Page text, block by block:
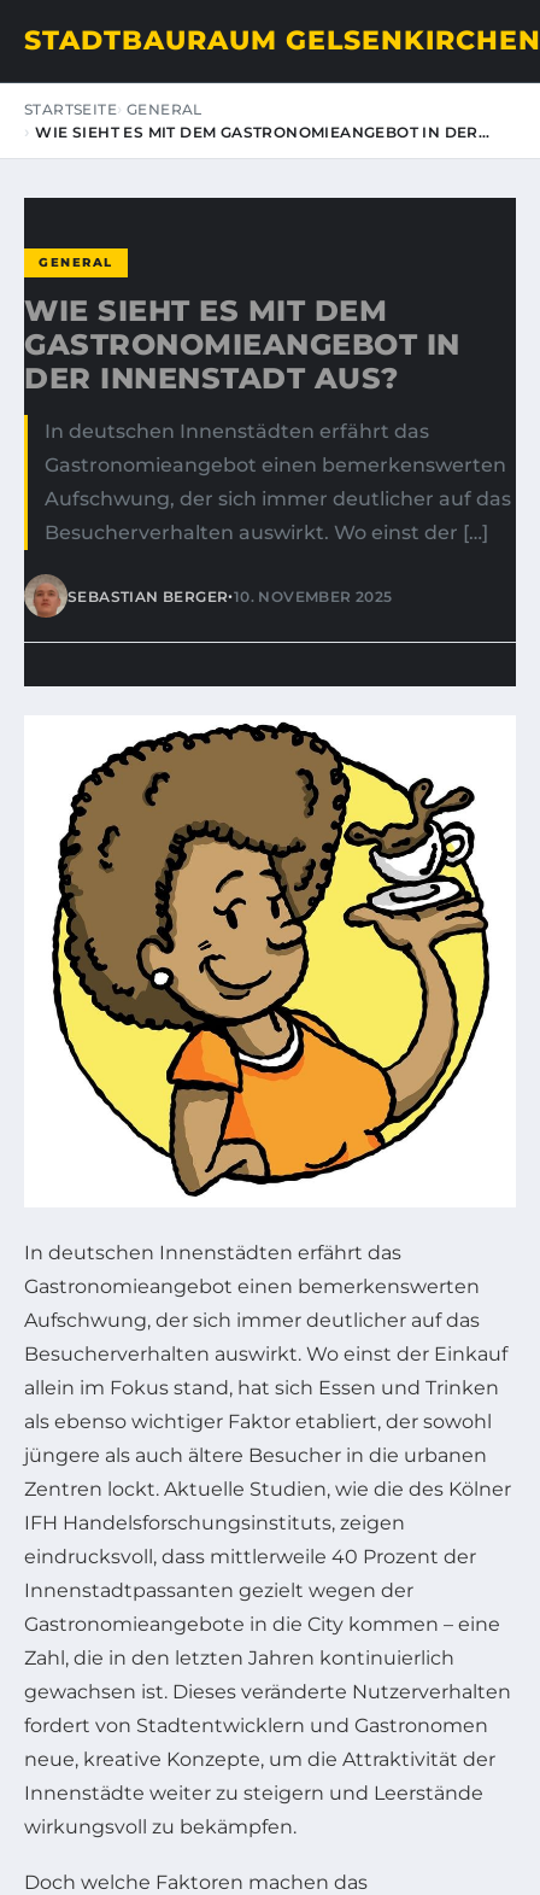
STADTBAURAUM GELSENKIRCHEN
STARTSEITE GENERAL
WIE SIEHT ES MIT DEM GASTRONOMIEANGEBOT IN DER…
GENERAL
WIE SIEHT ES MIT DEM
GASTRONOMIEANGEBOT IN
DER INNENSTADT AUS?
In deutschen Innenstädten erfährt das
Gastronomieangebot einen bemerkenswerten
Aufschwung, der sich immer deutlicher auf das
Besucherverhalten auswirkt. Wo einst der […]
SEBASTIAN BERGER•10. NOVEMBER 2025
In deutschen Innenstädten erfährt das
Gastronomieangebot einen bemerkenswerten
Aufschwung, der sich immer deutlicher auf das
Besucherverhalten auswirkt. Wo einst der Einkauf
allein im Fokus stand, hat sich Essen und Trinken
als ebenso wichtiger Faktor etabliert, der sowohl
jüngere als auch ältere Besucher in die urbanen
Zentren lockt. Aktuelle Studien, wie die des Kölner
IFH Handelsforschungsinstituts, zeigen
eindrucksvoll, dass mittlerweile 40 Prozent der
Innenstadtpassanten gezielt wegen der
Gastronomieangebote in die City kommen – eine
Zahl, die in den letzten Jahren kontinuierlich
gewachsen ist. Dieses veränderte Nutzerverhalten
fordert von Stadtentwicklern und Gastronomen
neue, kreative Konzepte, um die Attraktivität der
Innenstädte weiter zu steigern und Leerstände
wirkungsvoll zu bekämpfen.
Doch welche Faktoren machen das